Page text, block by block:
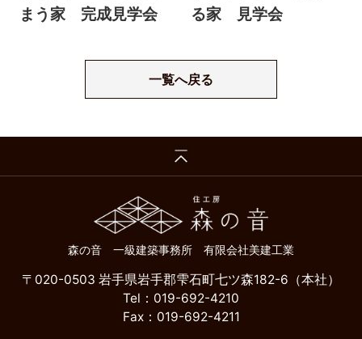
まう家 完成見学会
る家 見学会
一覧へ戻る
森の音 一級建築事務所 有限会社美建工業
〒020-0503 岩手県岩手郡雫石町七ツ森182-6（本社）
Tel：019-692-4210
Fax：019-692-4211